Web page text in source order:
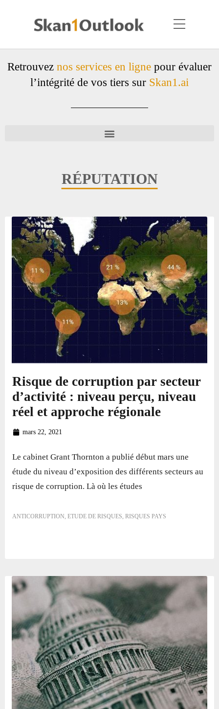
Retrouvez nos services en ligne pour évaluer
l’intégrité de vos tiers sur Skan1.ai
RÉPUTATION
Risque de corruption par secteur
d’activité : niveau perçu, niveau
réel et approche régionale
mars 22, 2021
Le cabinet Grant Thornton a publié début mars une
étude du niveau d’exposition des différents secteurs au
risque de corruption. Là où les études
ANTICORRUPTION, ETUDE DE RISQUES, RISQUES PAYS